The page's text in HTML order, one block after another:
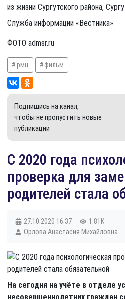
из жизни Сургутского района,
Служба информации «Вестника»
ФОТО admsr.ru
рмц фильм
Подпишись на канал,
чтобы не пропустить новые
публикации
​С 2020 года
проверка для
родителей стала
27.10.2020 16:37
1.81K
Орлова Анастасия Михайловна
На сегодня на учёте в отделе